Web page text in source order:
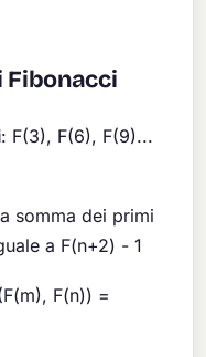
Fibonacci
: F(3), F(6), F(9)...
somma dei primi
a F(n+2) - 1
F(n)) =